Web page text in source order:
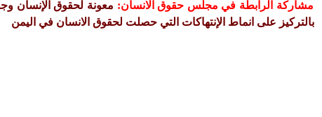
مشاركة الرابطة في مجلس حقوق الانسان: معونة لحقوق الإنسان
بالتركيز على انماط الإنتهاكات التي حصلت لحقوق الانسان في اليمن